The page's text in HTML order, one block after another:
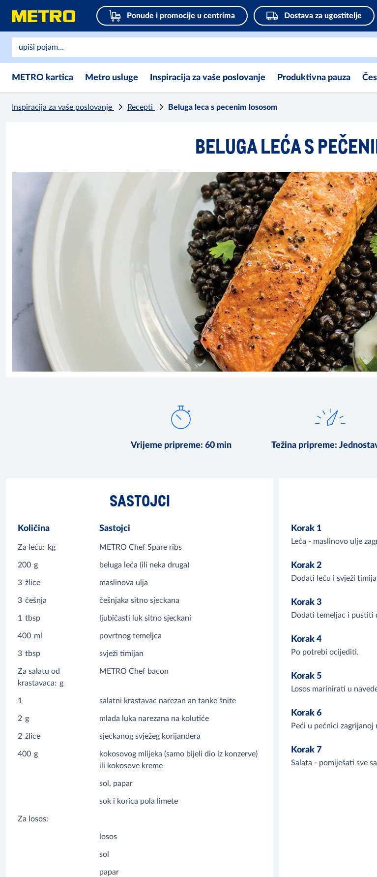
Ponude i promocije u centrima Dostava za ugostitelje
METRO kartica Metro usluge Inspiracija za vaše poslovanje Produktivna pauza
Inspiracija za vaše poslovanje Recepti Beluga leca s pecenim lososom
BELUGA LEĆA S
Vrijeme pripreme: 60 min Težina pripreme:
SASTOJCI
Količina Sastojci
Za leću: kg METRO Chef Spare ribs
200 g beluga leća (ili neka druga)
3 žlice maslinova ulja
3 češnja češnjaka sitno sjeckana
1 tbsp ljubičasti luk sitno sjeckani
400 ml povrtnog temeljca
3 tbsp svježi timijan
Za salatu od
krastavaca: g
METRO Chef bacon
1 salatni krastavac narezan an tanke šnite
2 g mlada luka narezana na kolutiće
2 žlice sjeckanog svježeg korijandera
400 g
kokosovog mlijeka (samo bijeli dio iz konzerve)
ili kokosove kreme
sol, papar
sok i korica pola limete
Za losos:
losos
sol
papar
Korak 1
Leća - maslinovo ulje
Korak 2
Dodati leću i svježi
Korak 3
Dodati temeljac i pustiti
Korak 4
Po potrebi ocijediti.
Korak 5
Losos marinirati u
Korak 6
Peći u pećnici
Korak 7
Salata - pomiješati sve